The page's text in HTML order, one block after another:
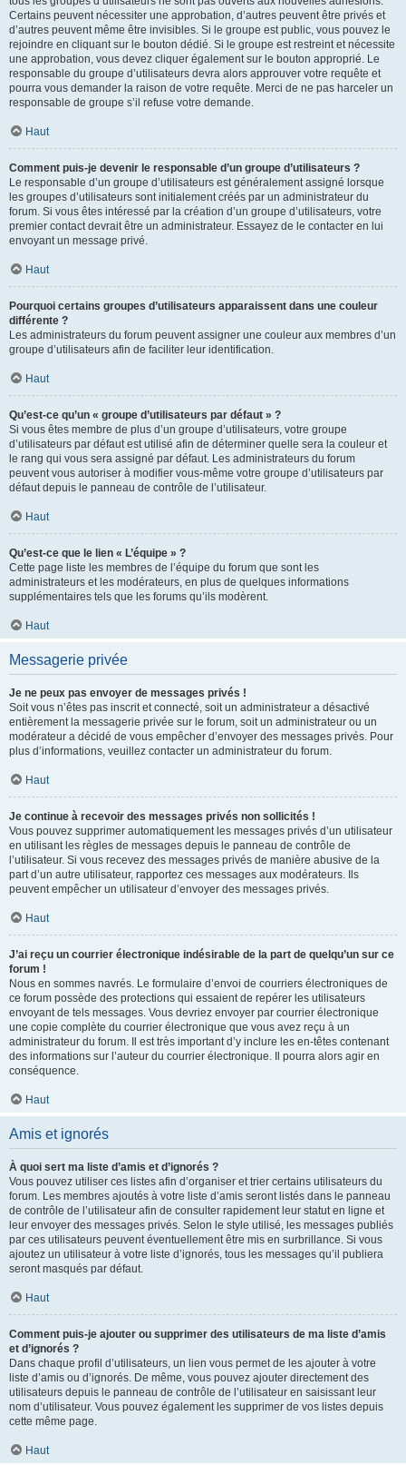
Certains peuvent nécessiter une approbation, d’autres peuvent être privés et
d’autres peuvent même être invisibles. Si le groupe est public, vous pouvez le
rejoindre en cliquant sur le bouton dédié. Si le groupe est restreint et nécessite
une approbation, vous devez cliquer également sur le bouton approprié. Le
responsable du groupe d’utilisateurs devra alors approuver votre requête et
pourra vous demander la raison de votre requête. Merci de ne pas harceler un
responsable de groupe s’il refuse votre demande.
Haut
Comment puis-je devenir le responsable d’un groupe d’utilisateurs ?
Le responsable d’un groupe d’utilisateurs est généralement assigné lorsque
les groupes d’utilisateurs sont initialement créés par un administrateur du
forum. Si vous êtes intéressé par la création d’un groupe d’utilisateurs, votre
premier contact devrait être un administrateur. Essayez de le contacter en lui
envoyant un message privé.
Haut
Pourquoi certains groupes d’utilisateurs apparaissent dans une couleur
différente ?
Les administrateurs du forum peuvent assigner une couleur aux membres d’un
groupe d’utilisateurs afin de faciliter leur identification.
Haut
Qu’est-ce qu’un « groupe d’utilisateurs par défaut » ?
Si vous êtes membre de plus d’un groupe d’utilisateurs, votre groupe
d’utilisateurs par défaut est utilisé afin de déterminer quelle sera la couleur et
le rang qui vous sera assigné par défaut. Les administrateurs du forum
peuvent vous autoriser à modifier vous-même votre groupe d’utilisateurs par
défaut depuis le panneau de contrôle de l’utilisateur.
Haut
Qu’est-ce que le lien « L’équipe » ?
Cette page liste les membres de l’équipe du forum que sont les
administrateurs et les modérateurs, en plus de quelques informations
supplémentaires tels que les forums qu’ils modèrent.
Haut
Messagerie privée
Je ne peux pas envoyer de messages privés !
Soit vous n’êtes pas inscrit et connecté, soit un administrateur a désactivé
entièrement la messagerie privée sur le forum, soit un administrateur ou un
modérateur a décidé de vous empêcher d’envoyer des messages privés. Pour
plus d’informations, veuillez contacter un administrateur du forum.
Haut
Je continue à recevoir des messages privés non sollicités !
Vous pouvez supprimer automatiquement les messages privés d’un utilisateur
en utilisant les règles de messages depuis le panneau de contrôle de
l’utilisateur. Si vous recevez des messages privés de manière abusive de la
part d’un autre utilisateur, rapportez ces messages aux modérateurs. Ils
peuvent empêcher un utilisateur d’envoyer des messages privés.
Haut
J’ai reçu un courrier électronique indésirable de la part de quelqu’un sur ce
forum !
Nous en sommes navrés. Le formulaire d’envoi de courriers électroniques de
ce forum possède des protections qui essaient de repérer les utilisateurs
envoyant de tels messages. Vous devriez envoyer par courrier électronique
une copie complète du courrier électronique que vous avez reçu à un
administrateur du forum. Il est très important d’y inclure les en-têtes contenant
des informations sur l’auteur du courrier électronique. Il pourra alors agir en
conséquence.
Haut
Amis et ignorés
À quoi sert ma liste d’amis et d’ignorés ?
Vous pouvez utiliser ces listes afin d’organiser et trier certains utilisateurs du
forum. Les membres ajoutés à votre liste d’amis seront listés dans le panneau
de contrôle de l’utilisateur afin de consulter rapidement leur statut en ligne et
leur envoyer des messages privés. Selon le style utilisé, les messages publiés
par ces utilisateurs peuvent éventuellement être mis en surbrillance. Si vous
ajoutez un utilisateur à votre liste d’ignorés, tous les messages qu’il publiera
seront masqués par défaut.
Haut
Comment puis-je ajouter ou supprimer des utilisateurs de ma liste d’amis
et d’ignorés ?
Dans chaque profil d’utilisateurs, un lien vous permet de les ajouter à votre
liste d’amis ou d’ignorés. De même, vous pouvez ajouter directement des
utilisateurs depuis le panneau de contrôle de l’utilisateur en saisissant leur
nom d’utilisateur. Vous pouvez également les supprimer de vos listes depuis
cette même page.
Haut